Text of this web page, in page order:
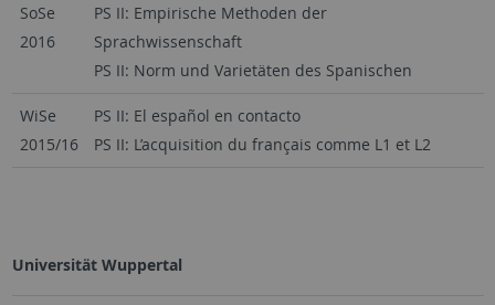
SoSe
2016
PS II: Empirische Methoden der
Sprachwissenschaft
PS II: Norm und Varietäten des Spanischen
WiSe
2015/16
PS II: El español en contacto
PS II: L’acquisition du français comme L1 et L2
Universität Wuppertal